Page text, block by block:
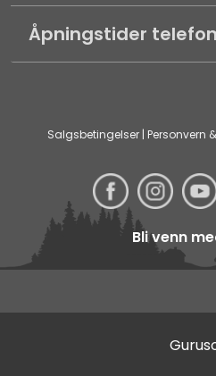
Åpningstider
Salgsbetingelser| Personvern
Bli venn